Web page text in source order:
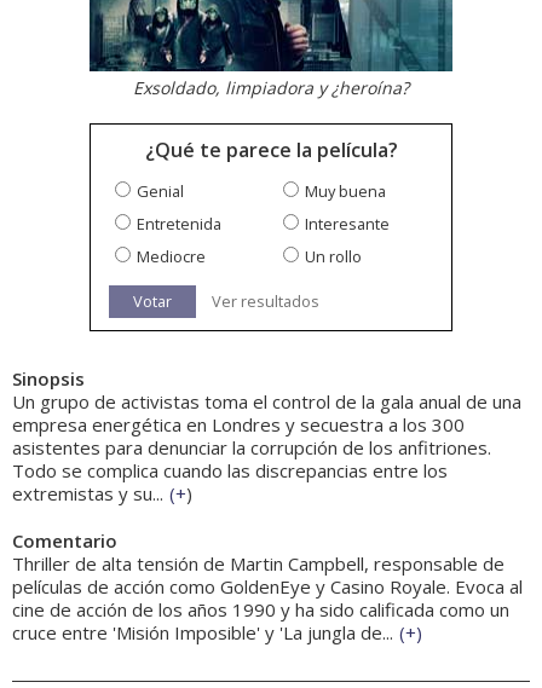
Exsoldado, limpiadora y ¿heroína?
¿Qué te parece la película?
Genial
Muy buena
Entretenida
Interesante
Mediocre
Un rollo
Votar Ver resultados
Sinopsis
Un grupo de activistas toma el control de la gala anual de una
empresa energética en Londres y secuestra a los 300
asistentes para denunciar la corrupción de los anfitriones.
Todo se complica cuando las discrepancias entre los
extremistas y su... (+)
Comentario
Thriller de alta tensión de Martin Campbell, responsable de
películas de acción como GoldenEye y Casino Royale. Evoca al
cine de acción de los años 1990 y ha sido calificada como un
cruce entre 'Misión Imposible' y 'La jungla de... (+)